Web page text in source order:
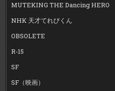
MUTEKING THE Dancing HERO
NHK 天才てれびくん
OBSOLETE
R-15
SF
SF（映画）